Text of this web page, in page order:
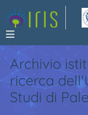
Archivio
ricerca
Studi di